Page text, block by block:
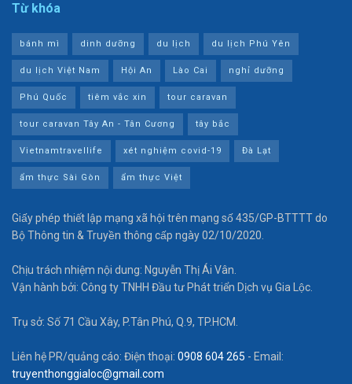
Từ khóa
bánh mì dinh dưỡng du lịch du lịch Phú Yên
du lịch Việt Nam Hội An Lào Cai nghỉ dưỡng
Phú Quốc tiêm vắc xin tour caravan
tour caravan Tây An - Tân Cương tây bắc
Vietnamtravellife xét nghiệm covid-19 Đà Lạt
ẩm thực Sài Gòn ẩm thực Việt
Giấy phép thiết lập mạng xã hội trên mạng số 435/GP-BTTTT do
Bộ Thông tin & Truyền thông cấp ngày 02/10/2020.
Chịu trách nhiệm nội dung: Nguyễn Thị Ái Vân.
Vận hành bởi: Công ty TNHH Đầu tư Phát triển Dịch vụ Gia Lộc.
Trụ sở: Số 71 Cầu Xây, P.Tân Phú, Q.9, TP.HCM.
Liên hệ PR/quảng cáo: Điện thoại: 0908 604 265 - Email:
truyenthonggialoc@gmail.com